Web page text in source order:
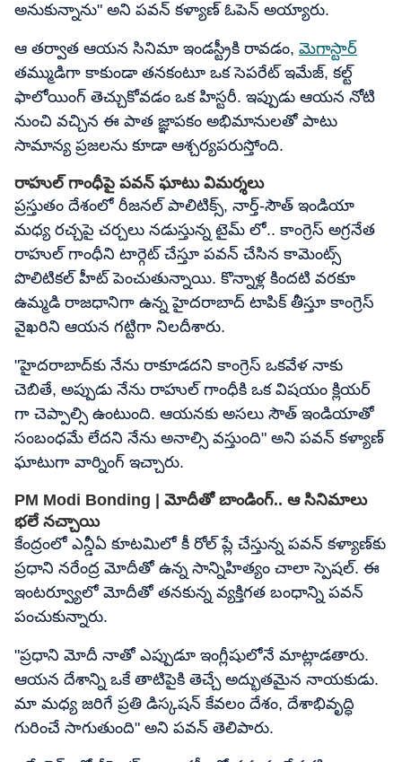
అనుకున్నాను" అని పవన్ కళ్యాణ్ ఓపెన్ అయ్యారు.
ఆ తర్వాత ఆయన సినిమా ఇండస్ట్రీకి రావడం, మెగాస్టార్
తమ్ముడిగా కాకుండా తనకంటూ ఒక సెపరేట్ ఇమేజ్, కల్ట్
ఫాలోయింగ్ తెచ్చుకోవడం ఒక హిస్టరీ. ఇప్పుడు ఆయన నోటి
నుంచి వచ్చిన ఈ పాత జ్ఞాపకం అభిమానులతో పాటు
సామాన్య ప్రజలను కూడా ఆశ్చర్యపరుస్తోంది.
రాహుల్ గాంధీపై పవన్ ఘాటు విమర్శలు
ప్రస్తుతం దేశంలో రీజనల్ పాలిటిక్స్, నార్త్-సౌత్ ఇండియా
మధ్య రచ్చపై చర్చలు నడుస్తున్న టైమ్ లో.. కాంగ్రెస్ అగ్రనేత
రాహుల్ గాంధీని టార్గెట్ చేస్తూ పవన్ చేసిన కామెంట్స్
పొలిటికల్ హీట్ పెంచుతున్నాయి. కొన్నాళ్ల కిందటి వరకూ
ఉమ్మడి రాజధానిగా ఉన్న హైదరాబాద్ టాపిక్ తీస్తూ కాంగ్రెస్
వైఖరిని ఆయన గట్టిగా నిలదీశారు.
"హైదరాబాద్‌కు నేను రాకూడదని కాంగ్రెస్ ఒకవేళ నాకు
చెబితే, అప్పుడు నేను రాహుల్ గాంధీకి ఒక విషయం క్లియర్
గా చెప్పాల్సి ఉంటుంది. ఆయనకు అసలు సౌత్ ఇండియాతో
సంబంధమే లేదని నేను అనాల్సి వస్తుంది" అని పవన్ కళ్యాణ్
ఘాటుగా వార్నింగ్ ఇచ్చారు.
PM Modi Bonding | మోదీతో బాండింగ్.. ఆ సినిమాలు
భలే నచ్చాయి
కేంద్రంలో ఎన్డీఏ కూటమిలో కీ రోల్ ప్లే చేస్తున్న పవన్ కళ్యాణ్‌కు
ప్రధాని నరేంద్ర మోదీతో ఉన్న సాన్నిహిత్యం చాలా స్పెషల్. ఈ
ఇంటర్వ్యూలో మోదీతో తనకున్న వ్యక్తిగత బంధాన్ని పవన్
పంచుకున్నారు.
"ప్రధాని మోదీ నాతో ఎప్పుడూ ఇంగ్లీషులోనే మాట్లాడతారు.
ఆయన దేశాన్ని ఒకే తాటిపైకి తెచ్చే అద్భుతమైన నాయకుడు.
మా మధ్య జరిగే ప్రతి డిస్కషన్ కేవలం దేశం, దేశాభివృద్ధి
గురించే సాగుతుంది" అని పవన్ తెలిపారు.